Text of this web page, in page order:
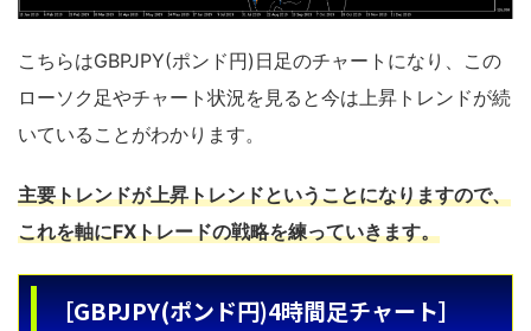
こちらはGBPJPY(ポンド円)日足のチャートになり、この
ローソク足やチャート状況を見ると今は上昇トレンドが続
いていることがわかります。
主要トレンドが上昇トレンドということになりますので、
これを軸にFXトレードの戦略を練っていきます。
［GBPJPY(ポンド円)4時間足チャート］